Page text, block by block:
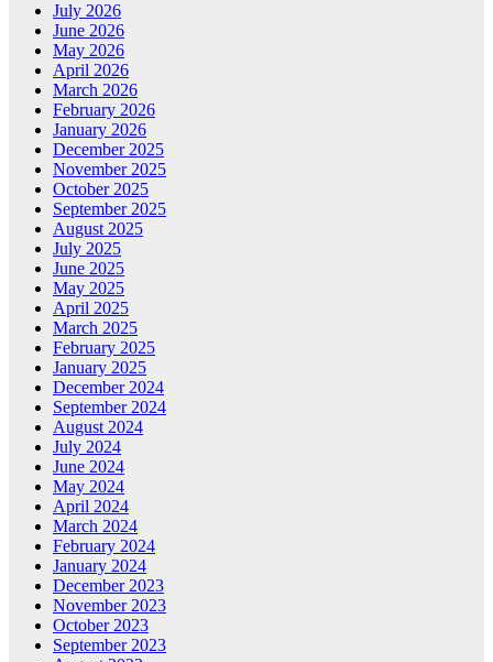
July 2026
June 2026
May 2026
April 2026
March 2026
February 2026
January 2026
December 2025
November 2025
October 2025
September 2025
August 2025
July 2025
June 2025
May 2025
April 2025
March 2025
February 2025
January 2025
December 2024
September 2024
August 2024
July 2024
June 2024
May 2024
April 2024
March 2024
February 2024
January 2024
December 2023
November 2023
October 2023
September 2023